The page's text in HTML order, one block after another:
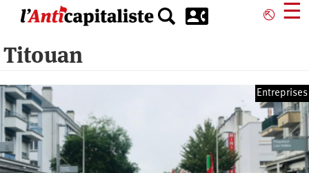
principal
⎋ ☰
Titouan
Entreprises